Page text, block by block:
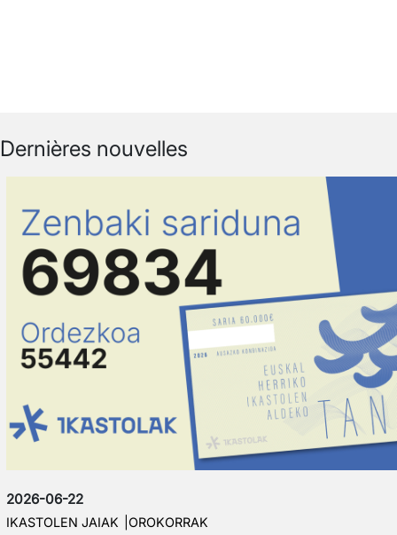
Dernières nouvelles
2026-06-22
IKASTOLEN JAIAK OROKORRAK